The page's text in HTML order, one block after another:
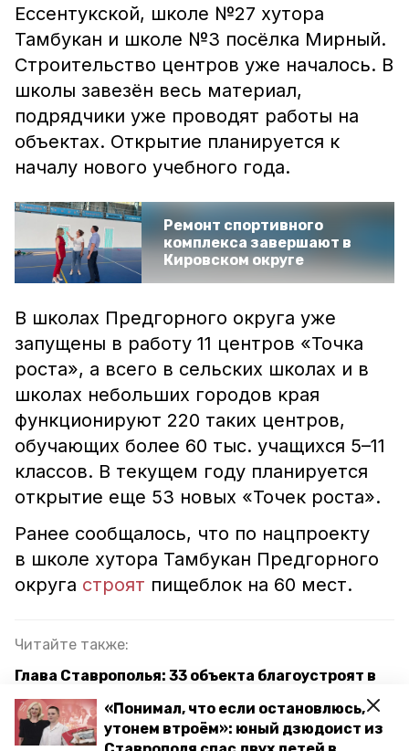
«Понимал, что если остановлюсь,
утонем втроём»: юный дзюдоист из
Ессентукской, школе №27 хутора
Тамбукан и школе №3 посёлка Мирный.
Строительство центров уже началось. В
школы завезён весь материал,
подрядчики уже проводят работы на
объектах. Открытие планируется к
началу нового учебного года.
Ремонт спортивного
комплекса завершают в
Кировском округе
В школах Предгорного округа уже
запущены в работу 11 центров «Точка
роста», а всего в сельских школах и в
школах небольших городов края
функционируют 220 таких центров,
обучающих более 60 тыс. учащихся 5–11
классов. В текущем году планируется
открытие еще 53 новых «Точек роста».
Ранее сообщалось, что по нацпроекту
в школе хутора Тамбукан Предгорного
округа строят пищеблок на 60 мест.
Читайте также:
Глава Ставрополья: 33 объекта благоустроят в
крае по нацпроекту в 2024 году
Новый ясельный корпус построят в Кисловодске